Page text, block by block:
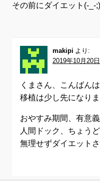
その前にダイエット(-_-;)
makipi より:
2019年10月20
くまさん、こんばんは
移植は少し先になり
おやすみ期間、有意
人間ドック、ちょう
無理せずダイエット